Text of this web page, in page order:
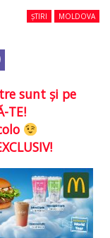
ȘTIRI MOLDOVA
sunt şi pe
TE!